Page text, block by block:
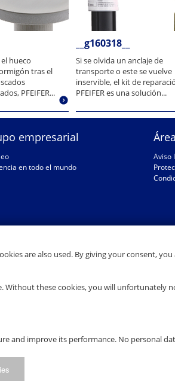
hueco
tras el
PFEIFER...
__g160318__
Si se olvida un anclaje de
transporte o este se vuelve
inservible, el kit de
PFEIFER es una solución...
empresarial
en todo el mundo
Aviso
are also used. By giving your consent,
these cookies, you will unfortunately
and improve its performance. No personal